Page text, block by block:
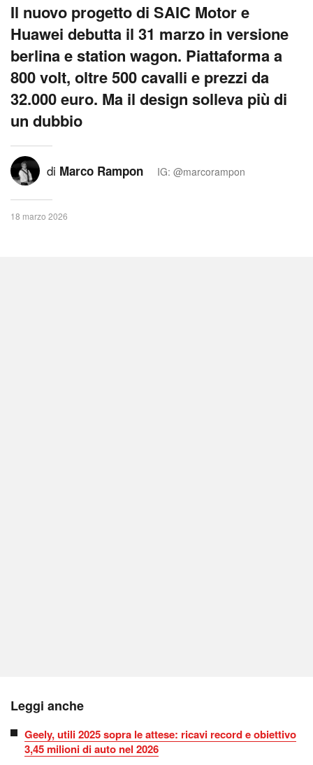
Il nuovo progetto di SAIC Motor e
Huawei debutta il 31 marzo in versione
berlina e station wagon. Piattaforma a
800 volt, oltre 500 cavalli e prezzi da
32.000 euro. Ma il design solleva più di
un dubbio
di Marco Rampon IG: @marcorampon
18 marzo 2026
Leggi anche
Geely, utili 2025 sopra le attese: ricavi record e obiettivo
3,45 milioni di auto nel 2026